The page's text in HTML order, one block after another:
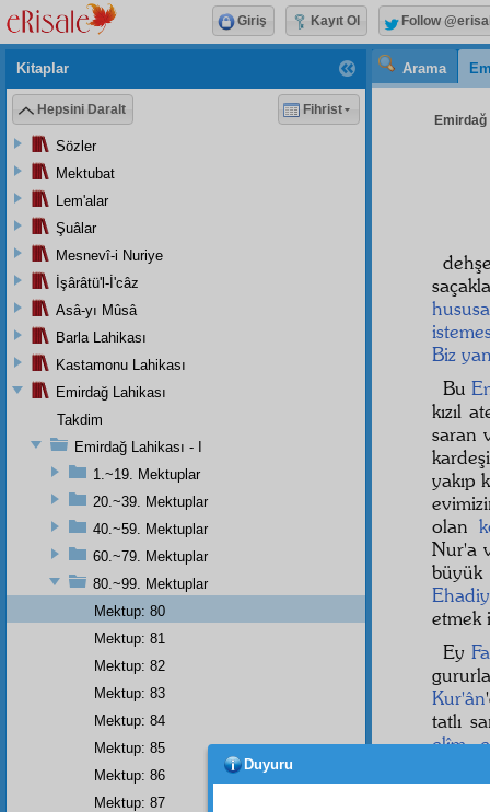
Arama
Emirdağ
Biz
Bu
kızıl
saran
yakıp
olan
Nur'a
etmek
Ey
Kur'ân
tatlı
elîm
Kitaplar
Hepsini Daralt Fihrist
Sözler
Mektubat
Lem'alar
Şuâlar
Mesnevî-i Nuriye
İşârâtü'l-İ'câz
Asâ-yı Mûsâ
Barla Lahikası
Kastamonu Lahikası
Emirdağ Lahikası
Takdim
Emirdağ Lahikası - I
1.~19. Mektuplar
20.~39. Mektuplar
40.~59. Mektuplar
60.~79. Mektuplar
80.~99. Mektuplar
Mektup: 80
Mektup: 81
Mektup: 82
Mektup: 83
Mektup: 84
Mektup: 85
Mektup: 86
Mektup: 87
Giriş Kayıt Ol Follow
Duyuru